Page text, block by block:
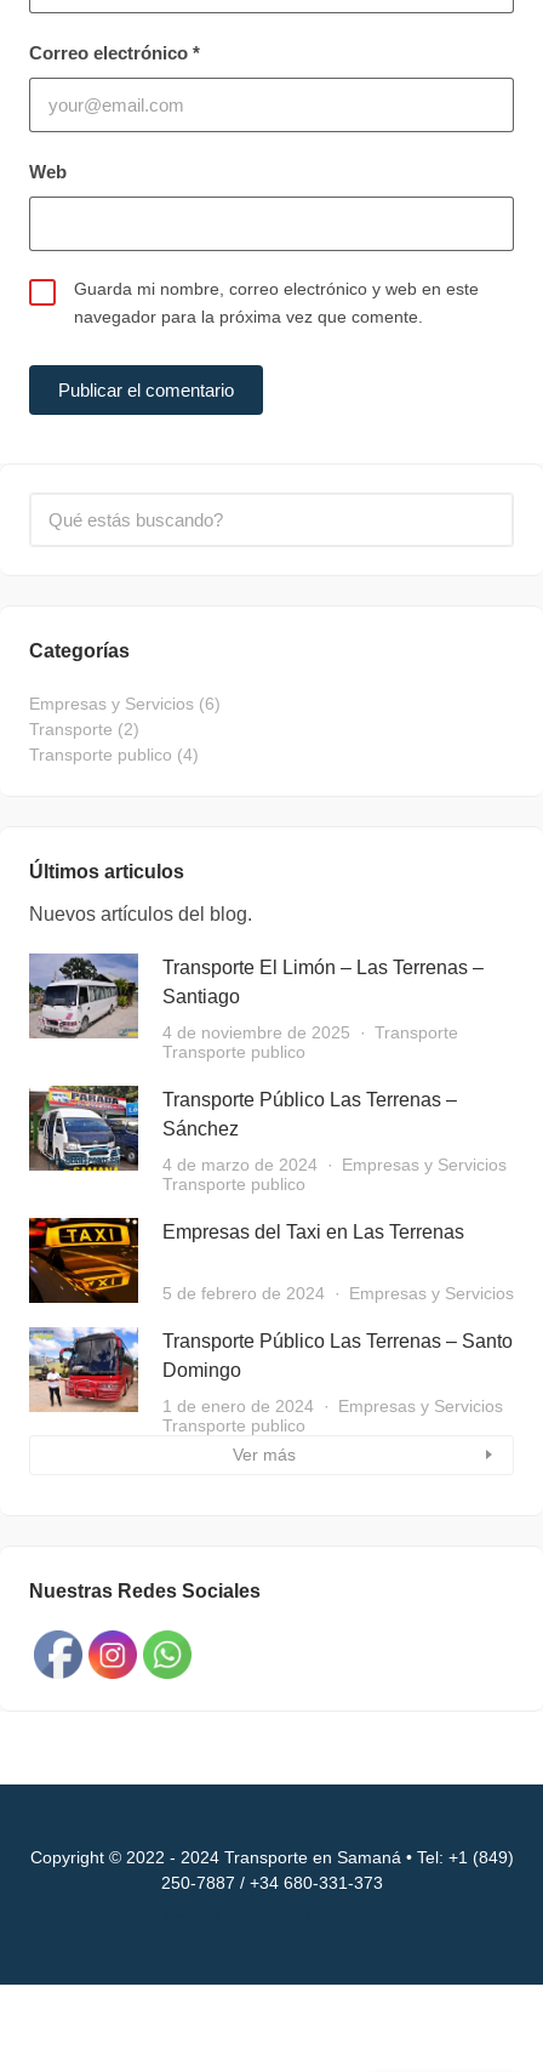
Correo electrónico *
Web
Guarda mi nombre, correo electrónico y web en este
navegador para la próxima vez que comente.
Categorías
Empresas y Servicios (6)
Transporte (2)
Transporte publico (4)
Últimos articulos
Nuevos artículos del blog.
Transporte El Limón – Las Terrenas –
Santiago
4 de noviembre de 2025
Transporte
Transporte publico
Transporte Público Las Terrenas –
Sánchez
4 de marzo de 2024
Empresas y Servicios
Transporte publico
Empresas del Taxi en Las Terrenas
5 de febrero de 2024 Empresas y Servicios
Transporte Público Las Terrenas – Santo
Domingo
1 de enero de 2024
Empresas y Servicios
Transporte publico
Ver más
Nuestras Redes Sociales
Copyright © 2022 - 2024 Transporte en Samaná • Tel: +1 (849)
250-7887 / +34 680-331-373